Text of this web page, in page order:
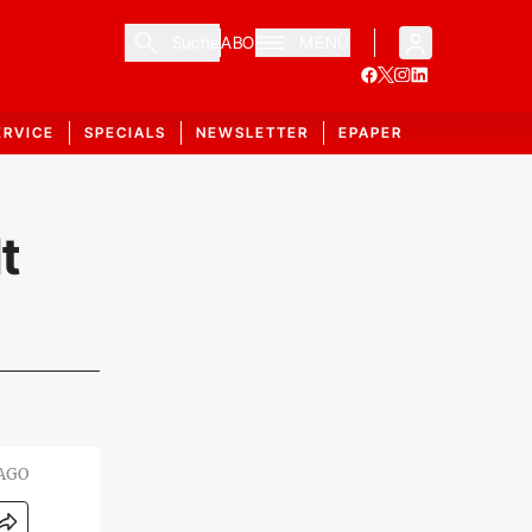
ABO
SPECIALS NEWSLETTER EPAPER